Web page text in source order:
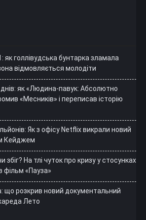
як голлівудська бунтарка зламала
відмовляється молодіти
днів: як «Людина-павук: Абсолютно
«Месників» і переписав історію
Як з офісу Netflix викрали новий
Кейджем
На тлі чуток про кризу у стосунках
фільм «Пауза»
що розкрив новий документальний
Лето